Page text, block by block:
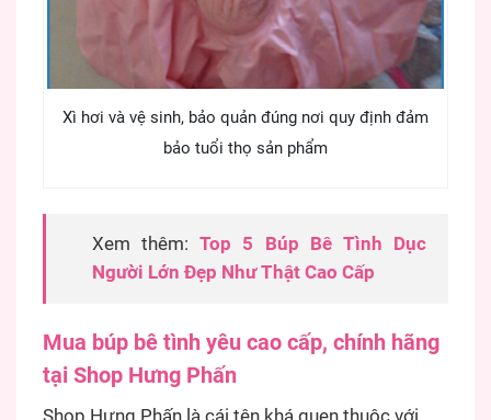
Xì hơi và vệ sinh, bảo quản đúng nơi quy định đảm
bảo tuổi thọ sản phẩm
Xem thêm:Top 5 Búp Bê Tình Dục
Người Lớn Đẹp Như Thật Cao Cấp
Mua búp bê tình yêu cao cấp, chính hãng
tại Shop Hưng Phấn